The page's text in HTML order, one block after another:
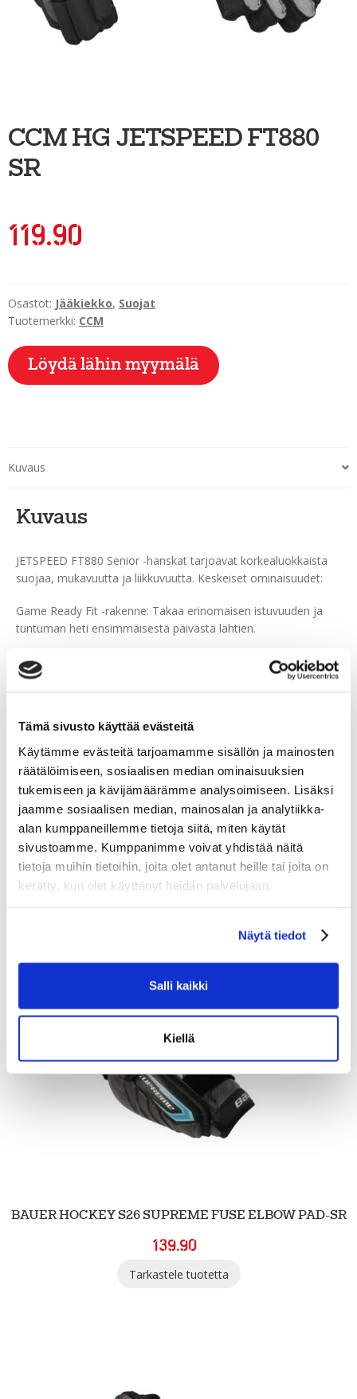
Tämä sivusto käyttää evästeitä
Käytämme evästeitä tarjoamamme sisällön ja mainosten
räätälöimiseen, sosiaalisen median ominaisuuksien
tukemiseen ja kävijämäärämme analysoimiseen. Lisäksi
jaamme sosiaalisen median, mainosalan ja analytiikka-
alan kumppaneillemme tietoja siitä, miten käytät
sivustoamme. Kumppanimme voivat yhdistää näitä
tietoja muihin tietoihin, joita olet antanut heille tai joita on
kerätty, kun olet käyttänyt heidän palvelujaan.
Näytä tiedot
Salli kaikki
Kiellä
Ulkoilu
Sportia-tili
CCM HG JETSPEED FT880
SR
119.90
Osastot: Jääkiekko, Suojat
Tuotemerkki: CCM
Löydä lähin myymälä
Kuvaus
Kuvaus
JETSPEED FT880 Senior -hanskat tarjoavat korkealuokkaista
suojaa, mukavuutta ja liikkuvuutta. Keskeiset ominaisuudet:
Game Ready Fit -rakenne: Takaa erinomaisen istuvuuden ja
tuntuman heti ensimmäisestä päivästä lähtien.
Vahvistettu Sensalast-kämmenosa: Parantaa kestävyyttä ja
mailan hallintaa sekä tarjoaa erinomaisen otteen.
pehmuste: Tuntuu mukavalta ja hillitsee kosteutta.
PE-vaahto + PE-lisäosat: Tarjoaa kevyen, mutta huippuluokan
suojan intensiiviseen peliin.
Lyhyt, muotoiltu, yksiosainen ja avoin ranneosa: Mahdollistaa
ranteen luonnolliset liikeradat parantaen joustavuutta ja
suojaa.
Tutustu myös
BAUER HOCKEY S26 SUPREME FUSE ELBOW PAD-SR
139.90
Tarkastele tuotetta